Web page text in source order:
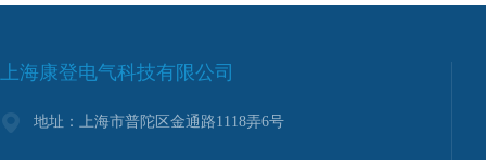
上海康登电气科技有限公司
地址：上海市普陀区金通路1118弄6号